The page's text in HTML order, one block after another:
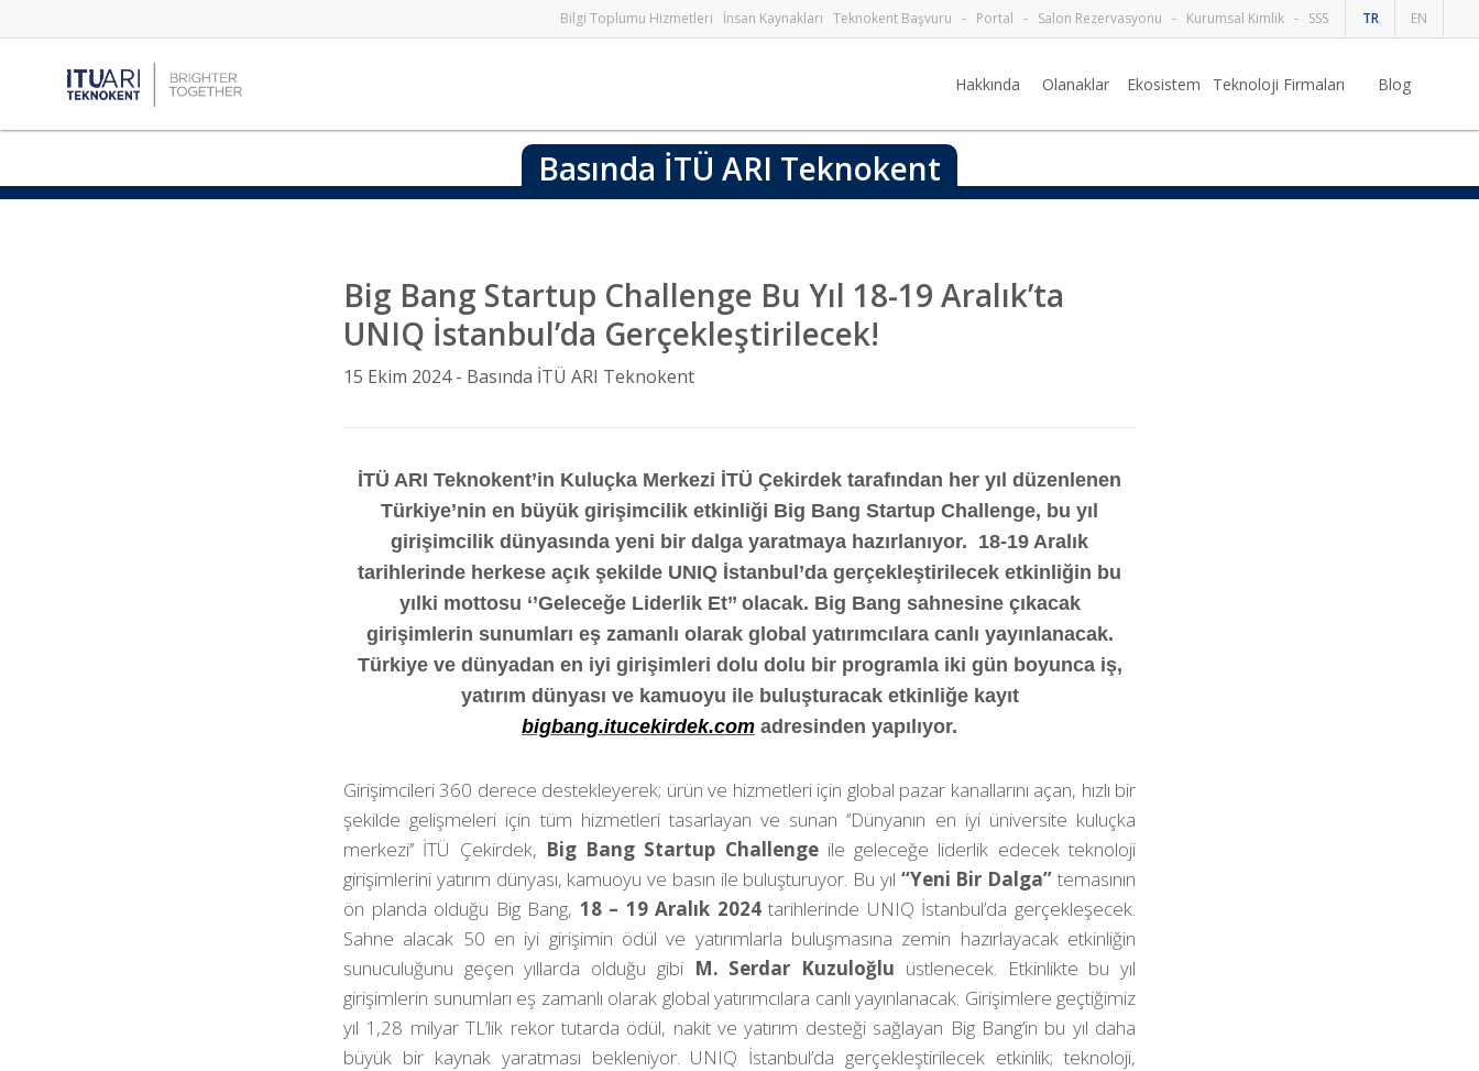
TR EN
Bilgi Toplumu Hizmetleri İnsan Kaynakları Teknokent Başvuru - Portal - Salon Rezervasyonu - Kurumsal Kimlik - SSS
Hakkında Olanaklar Ekosistem Teknoloji Firmaları Blog
Basında İTÜ ARI Teknokent
Big Bang Startup Challenge Bu Yıl 18-19 Aralık’ta
UNIQ İstanbul’da Gerçekleştirilecek!
15 Ekim 2024 - Basında İTÜ ARI Teknokent
İTÜ ARI Teknokent’in Kuluçka Merkezi İTÜ Çekirdek tarafından her yıl düzenlenen
Türkiye’nin en büyük girişimcilik etkinliği Big Bang Startup Challenge, bu yıl
girişimcilik dünyasında yeni bir dalga yaratmaya hazırlanıyor. 18-19 Aralık
tarihlerinde herkese açık şekilde UNIQ İstanbul’da gerçekleştirilecek etkinliğin bu
yılki mottosu ‘’Geleceğe Liderlik Et’’ olacak. Big Bang sahnesine çıkacak
girişimlerin sunumları eş zamanlı olarak global yatırımcılara canlı yayınlanacak.
Türkiye ve dünyadan en iyi girişimleri dolu dolu bir programla iki gün boyunca iş,
yatırım dünyası ve kamuoyu ile buluşturacak etkinliğe kayıt
bigbang.itucekirdek.com adresinden yapılıyor.
Girişimcileri 360 derece destekleyerek; ürün ve hizmetleri için global pazar kanallarını açan, hızlı bir
şekilde gelişmeleri için tüm hizmetleri tasarlayan ve sunan ‘’Dünyanın en iyi üniversite kuluçka
merkezi’’ İTÜ Çekirdek, Big Bang Startup Challengeile geleceğe liderlik edecek teknoloji
girişimlerini yatırım dünyası, kamuoyu ve basın ile buluşturuyor. Bu yıl “Yeni Bir Dalga”temasının
ön planda olduğu Big Bang, 18 – 19 Aralık 2024tarihlerinde UNIQ İstanbul’da gerçekleşecek.
Sahne alacak 50 en iyi girişimin ödül ve yatırımlarla buluşmasına zemin hazırlayacak etkinliğin
sunuculuğunu geçen yıllarda olduğu gibi M. Serdar Kuzuloğlu üstlenecek. Etkinlikte bu yıl
girişimlerin sunumları eş zamanlı olarak global yatırımcılara canlı yayınlanacak. Girişimlere geçtiğimiz
yıl 1,28 milyar TL’lik rekor tutarda ödül, nakit ve yatırım desteği sağlayan Big Bang’in bu yıl daha
büyük bir kaynak yaratması bekleniyor. UNIQ İstanbul’da gerçekleştirilecek etkinlik; teknoloji,